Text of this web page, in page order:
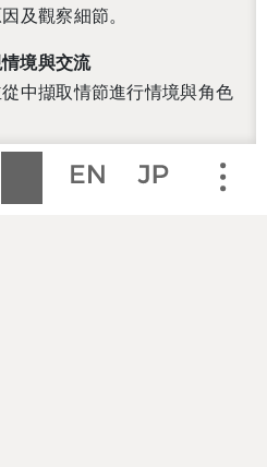
及觀察細節。
境與交流
中擷取情節進行情境與角色
展角色及情節發想
分析，依呈現需求進行文本